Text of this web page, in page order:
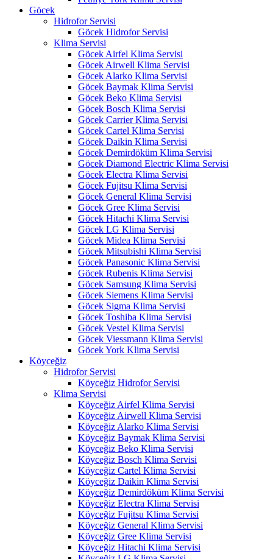
Göcek
Hidrofor Servisi
Göcek Hidrofor Servisi
Klima Servisi
Göcek Airfel Klima Servisi
Göcek Airwell Klima Servisi
Göcek Alarko Klima Servisi
Göcek Baymak Klima Servisi
Göcek Beko Klima Servisi
Göcek Bosch Klima Servisi
Göcek Carrier Klima Servisi
Göcek Cartel Klima Servisi
Göcek Daikin Klima Servisi
Göcek Demirdöküm Klima Servisi
Göcek Diamond Electric Klima Servisi
Göcek Electra Klima Servisi
Göcek Fujitsu Klima Servisi
Göcek General Klima Servisi
Göcek Gree Klima Servisi
Göcek Hitachi Klima Servisi
Göcek LG Klima Servisi
Göcek Midea Klima Servisi
Göcek Mitsubishi Klima Servisi
Göcek Panasonic Klima Servisi
Göcek Rubenis Klima Servisi
Göcek Samsung Klima Servisi
Göcek Siemens Klima Servisi
Göcek Sigma Klima Servisi
Göcek Toshiba Klima Servisi
Göcek Vestel Klima Servisi
Göcek Viessmann Klima Servisi
Göcek York Klima Servisi
Köyceğiz
Hidrofor Servisi
Köyceğiz Hidrofor Servisi
Klima Servisi
Köyceğiz Airfel Klima Servisi
Köyceğiz Airwell Klima Servisi
Köyceğiz Alarko Klima Servisi
Köyceğiz Baymak Klima Servisi
Köyceğiz Beko Klima Servisi
Köyceğiz Bosch Klima Servisi
Köyceğiz Cartel Klima Servisi
Köyceğiz Daikin Klima Servisi
Köyceğiz Demirdöküm Klima Servisi
Köyceğiz Electra Klima Servisi
Köyceğiz Fujitsu Klima Servisi
Köyceğiz General Klima Servisi
Köyceğiz Gree Klima Servisi
Köyceğiz Hitachi Klima Servisi